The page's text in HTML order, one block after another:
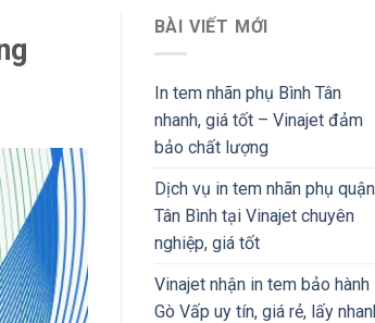
BÀI VIẾT MỚI
In tem nhãn phụ Bình Tân
nhanh, giá tốt – Vinajet đảm
bảo chất lượng
Dịch vụ in tem nhãn phụ quận
Tân Bình tại Vinajet chuyên
nghiệp, giá tốt
Vinajet nhận in tem bảo hành
Gò Vấp uy tín, giá rẻ, lấy